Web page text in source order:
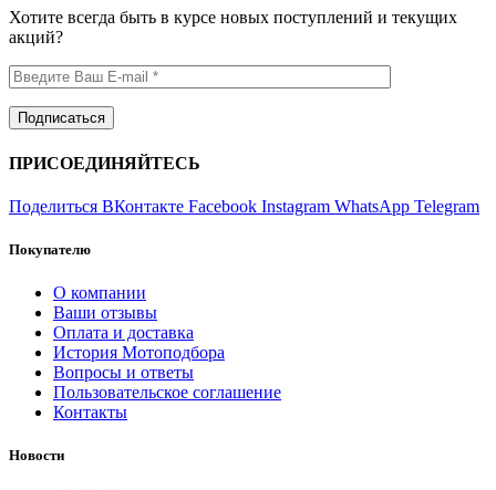
Хотите всегда быть в курсе новых поступлений и текущих
акций?
ПРИСОЕДИНЯЙТЕСЬ
Поделиться ВКонтакте Facebook Instagram WhatsApp Telegram
Покупателю
О компании
Ваши отзывы
Оплата и доставка
История Мотоподбора
Вопросы и ответы
Пользовательское соглашение
Контакты
Новости